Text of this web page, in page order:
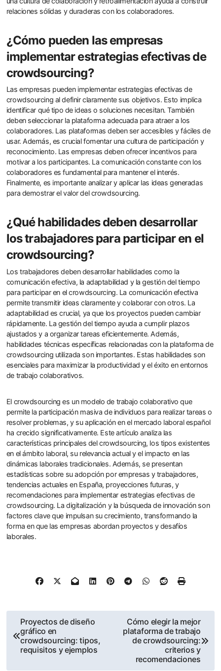
relaciones sólidas y duraderas con los colaboradores.
¿Cómo pueden las empresas
implementar estrategias efectivas de
crowdsourcing?
Las empresas pueden implementar estrategias efectivas de
crowdsourcing al definir claramente sus objetivos. Esto implica
identificar qué tipo de ideas o soluciones necesitan. También
deben seleccionar la plataforma adecuada para atraer a los
colaboradores. Las plataformas deben ser accesibles y fáciles de
usar. Además, es crucial fomentar una cultura de participación y
reconocimiento. Las empresas deben ofrecer incentivos para
motivar a los participantes. La comunicación constante con los
colaboradores es fundamental para mantener el interés.
Finalmente, es importante analizar y aplicar las ideas generadas
para demostrar el valor del crowdsourcing.
¿Qué habilidades deben desarrollar
los trabajadores para participar en el
crowdsourcing?
Los trabajadores deben desarrollar habilidades como la
comunicación efectiva, la adaptabilidad y la gestión del tiempo
para participar en el crowdsourcing. La comunicación efectiva
permite transmitir ideas claramente y colaborar con otros. La
adaptabilidad es crucial, ya que los proyectos pueden cambiar
rápidamente. La gestión del tiempo ayuda a cumplir plazos
ajustados y a organizar tareas eficientemente. Además,
habilidades técnicas específicas relacionadas con la plataforma de
crowdsourcing utilizada son importantes. Estas habilidades son
esenciales para maximizar la productividad y el éxito en entornos
de trabajo colaborativos.
El crowdsourcing es un modelo de trabajo colaborativo que
permite la participación masiva de individuos para realizar tareas o
resolver problemas, y su aplicación en el mercado laboral español
ha crecido significativamente. Este artículo analiza las
características principales del crowdsourcing, los tipos existentes
en el ámbito laboral, su relevancia actual y el impacto en las
dinámicas laborales tradicionales. Además, se presentan
estadísticas sobre su adopción por empresas y trabajadores,
tendencias actuales en España, proyecciones futuras, y
recomendaciones para implementar estrategias efectivas de
crowdsourcing. La digitalización y la búsqueda de innovación son
factores clave que impulsan su crecimiento, transformando la
forma en que las empresas abordan proyectos y desafíos
laborales.
Post
navigation
Proyectos de diseño
gráfico en
crowdsourcing: tipos,
requisitos y ejemplos
Cómo elegir la mejor
plataforma de trabajo
de crowdsourcing:
criterios y
recomendaciones